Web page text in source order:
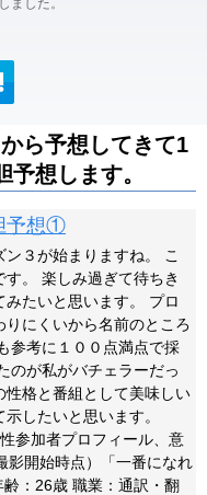
ました。
ら予想してきて1
想します。
予想①
３が始まりますね。 こ
。 楽しみ過ぎて待ちき
たいと思います。 プロ
にくいから名前のところ
参考に１００点満点で採
のが私がバチェラーだっ
性格と番組として美味しい
したいと思います。
参加者プロフィール、意
影開始時点）「一番になれ
：26歳 職業：通訳・翻